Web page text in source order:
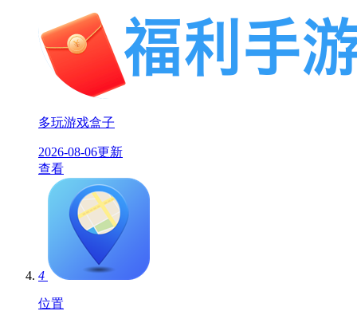
多玩游戏盒子
2026-08-06更新
查看
4
位置